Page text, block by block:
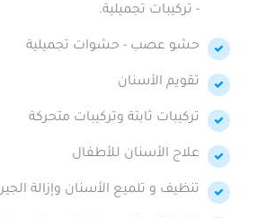
- تركيبات تجميلية.
حشو عصب - حشوات تجميلية
تقويم الأسنان
تركيبات ثابتة وتركيبات متحركة
علاج الأسنان للأطفال
تنظيف و تلميع الأسنان وإزالة الجير